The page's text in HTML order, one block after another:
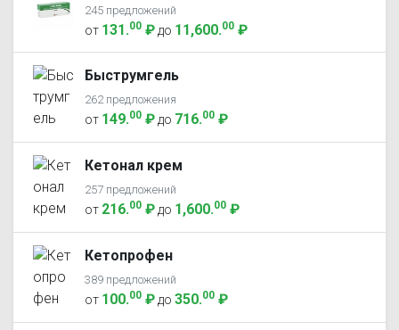
245 предложений
от 131.00 ₽ до 11,600.00 ₽
Быструмгель
262 предложения
от 149.00 ₽ до 716.00 ₽
Кетонал крем
257 предложений
от 216.00 ₽ до 1,600.00 ₽
Кетопрофен
389 предложений
от 100.00 ₽ до 350.00 ₽